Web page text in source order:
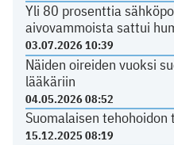
Yli 80 prosenttia
aivovammoista sattui
03.07.2026 10:39
Näiden oireiden vuoksi
lääkäriin
04.05.2026 08:52
Suomalaisen
15.12.2025 08:19